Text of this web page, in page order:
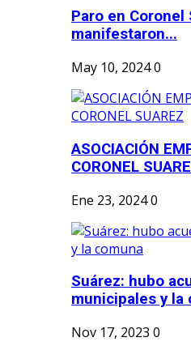
Paro en
manifestaron...
May 10, 20240
ASOCIACIÓN
CORONEL
Ene 23, 20240
Suárez: hubo
municipales y la
Nov 17, 2023 0